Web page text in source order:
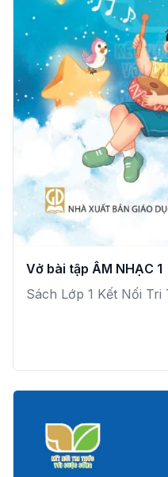
Vở bài tập ÂM NHẠC 1
Sách Lớp 1 Kết Nối Tri